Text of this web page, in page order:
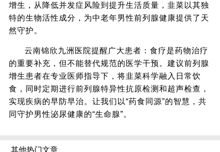
增生，从降低并发症风险到提升生活质量，韭菜以其独
特的生物活性成分，为中老年男性前列腺健康提供了天
然守护。
云南锦欣九洲医院提醒广大患者：食疗是药物治疗
的重要补充，但不能替代规范的医学干预。建议前列腺
增生患者在专业医师指导下，将韭菜科学融入日常饮
食，同时定期进行前列腺特异性抗原检测和超声检查，
实现疾病的早防早治。让我们以“药食同源”的智慧，共
同守护男性泌尿健康的“生命腺”。
其他热门文章